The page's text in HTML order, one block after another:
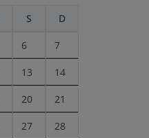
S D
6 7
13 14
20 21
27 28